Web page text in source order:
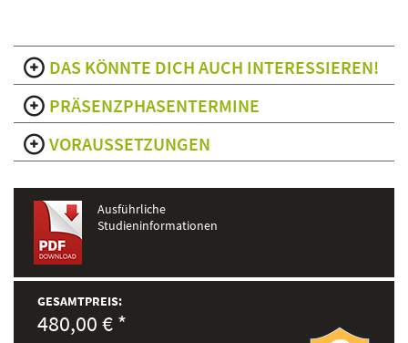
DAS KÖNNTE DICH AUCH INTERESSIEREN!
PRÄSENZPHASENTERMINE
VORAUSSETZUNGEN
Ausführliche
Studieninformationen
GESAMTPREIS:
480,00 € *